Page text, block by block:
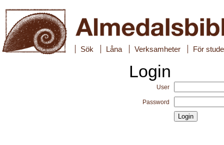
Sök Låna Verksamheter För
Login
User
Password